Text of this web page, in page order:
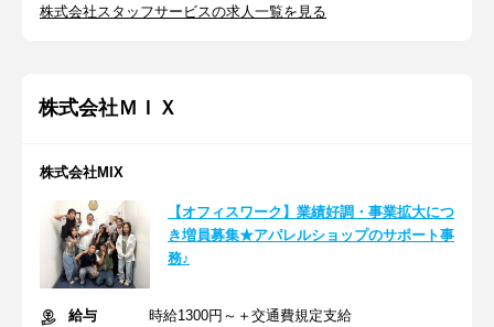
株式会社スタッフサービスの求人一覧を見る
株式会社ＭＩＸ
株式会社MIX
【オフィスワーク】業績好調・事業拡大につ
き増員募集★アパレルショップのサポート事
務♪
給与
時給1300円～＋交通費規定支給